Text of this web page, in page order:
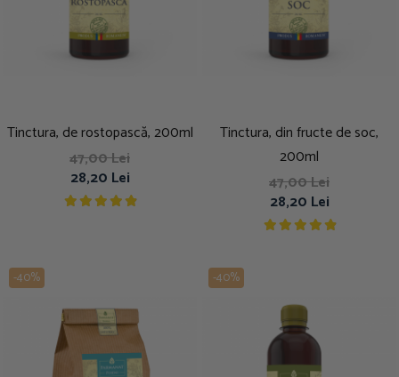
Tinctura, de rostopască, 200ml
47,00 Lei
28,20 Lei
Tinctura, din fructe de soc,
200ml
47,00 Lei
28,20 Lei
-40% -40%